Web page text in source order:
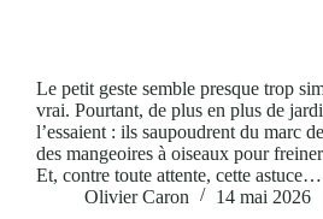
Le petit geste semble presque trop
vrai. Pourtant, de plus en plus de
l’essaient : ils saupoudrent du marc
des mangeoires à oiseaux pour
Et, contre toute attente, cette astuce…
Olivier Caron
14 mai 2026